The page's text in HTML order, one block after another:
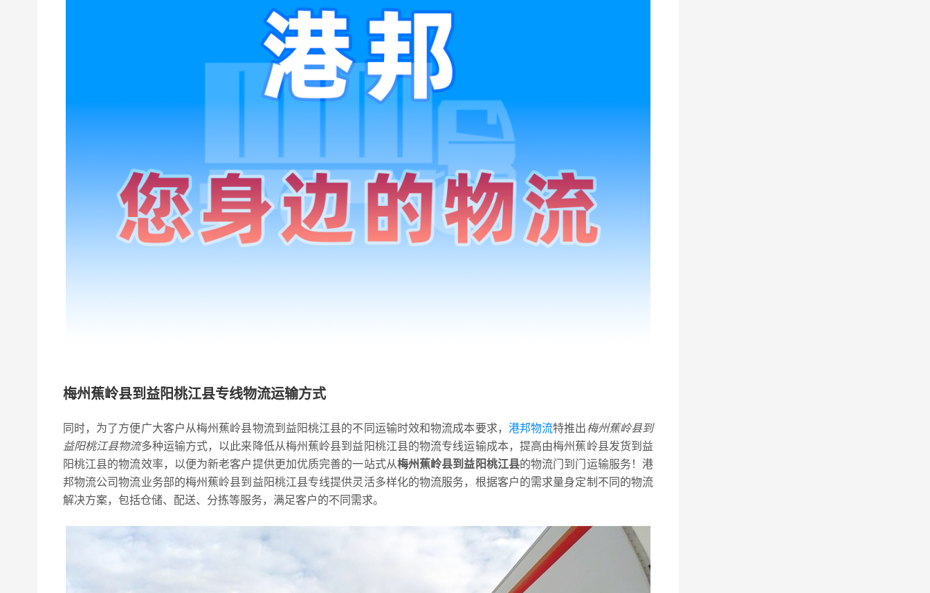
梅州蕉岭县到益阳桃江县专线物流运输方式
同时，为了方便广大客户从梅州蕉岭县物流到益阳桃江县的不同运输时效和物流成本要求， 港邦物流特推出梅州蕉岭县到
益阳桃江县物流多种运输方式，以此来降低从梅州蕉岭县到益阳桃江县的物流专线运输成本，提高由梅州蕉岭县发货到益
阳桃江县的物流效率，以便为新老客户提供更加优质完善的一站式从梅州蕉岭县到益阳桃江县的物流门到门运输服务！港
邦物流公司物流业务部的梅州蕉岭县到益阳桃江县专线提供灵活多样化的物流服务，根据客户的需求量身定制不同的物流
解决方案，包括仓储、配送、分拣等服务，满足客户的不同需求。